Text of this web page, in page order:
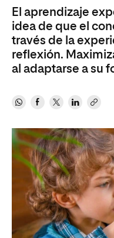
El aprendizaje
idea de que el
través de la
reflexión.
al adaptarse a su